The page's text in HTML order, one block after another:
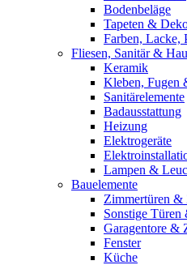
Bodenbeläge
Tapeten &
Farben, Lacke,
Fliesen, Sanitär &
Keramik
Kleben, Fugen
Sanitärelemente
Badausstattung
Heizung
Elektrogeräte
Lampen &
Bauelemente
Zimmertüren &
Sonstige Türen
Garagentore &
Fenster
Küche